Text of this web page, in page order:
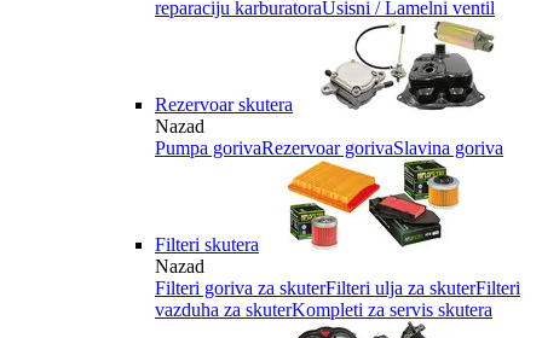
reparaciju karburatoraUsisni / Lamelni ventil
Rezervoar skutera
Nazad
Pumpa gorivaRezervoar gorivaSlavina goriva
Filteri skutera
Nazad
Filteri goriva za skuterFilteri ulja za skuterFilteri
vazduha za skuterKompleti za servis skutera